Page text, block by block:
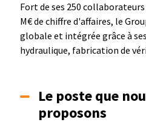
Fort de ses 250
M€ de chiffre d'affaires, le
globale et intégrée grâce à
hydraulique, fabrication de
Le poste que
proposons